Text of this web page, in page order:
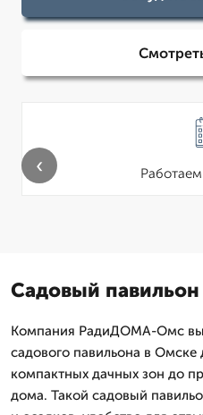
‹
Садовый
Компания РадиДОМА-Омс
садового павильона в Омске
компактных дачных зон до
дома. Такой садовый